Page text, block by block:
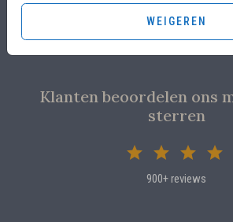
WEIGEREN
Overleg met designers van de
Proefdruk voor €4,95
Klanten beoordelen ons
sterren
900+ reviews